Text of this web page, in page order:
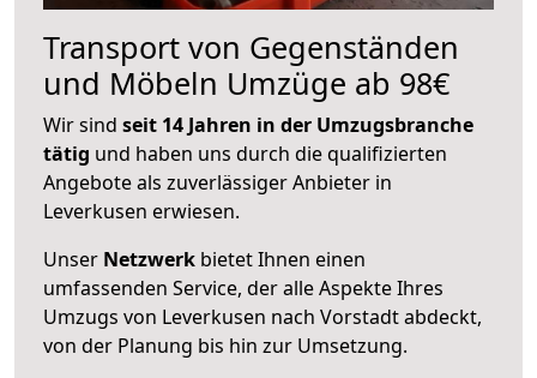
Transport von Gegenständen
und Möbeln Umzüge ab 98€
Wir sind seit 14 Jahren in der Umzugsbranche
tätig und haben uns durch die qualifizierten
Angebote als zuverlässiger Anbieter in
Leverkusen erwiesen.
Unser Netzwerk bietet Ihnen einen
umfassenden Service, der alle Aspekte Ihres
Umzugs von Leverkusen nach Vorstadt abdeckt,
von der Planung bis hin zur Umsetzung.